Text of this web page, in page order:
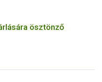
ösztönző